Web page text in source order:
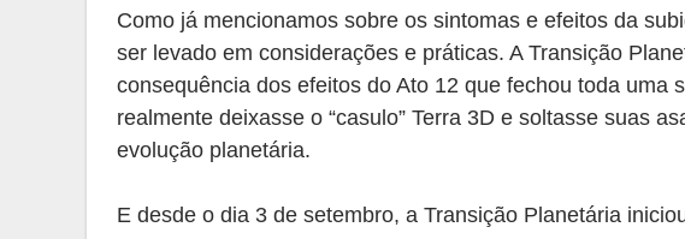
Como já mencionamos sobre os sintomas e efeitos da
ser levado em considerações e práticas. A Transição
consequência dos efeitos do Ato 12 que fechou toda uma
realmente deixasse o “casulo” Terra 3D e soltasse suas
evolução planetária.
E desde o dia 3 de setembro, a Transição Planetária